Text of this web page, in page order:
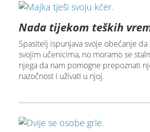
Nada tijekom teških
Spasitelj ispunjava svoje obećanje
svojim učenicima, no moramo se
njega da nam pomogne prepoznati
nazočnost i uživati u njoj.